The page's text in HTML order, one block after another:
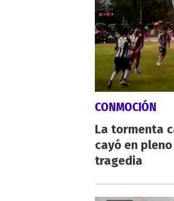
CONMOCIÓN
La tormenta
cayó en
tragedia